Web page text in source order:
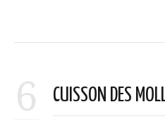
6 CUISSON DES